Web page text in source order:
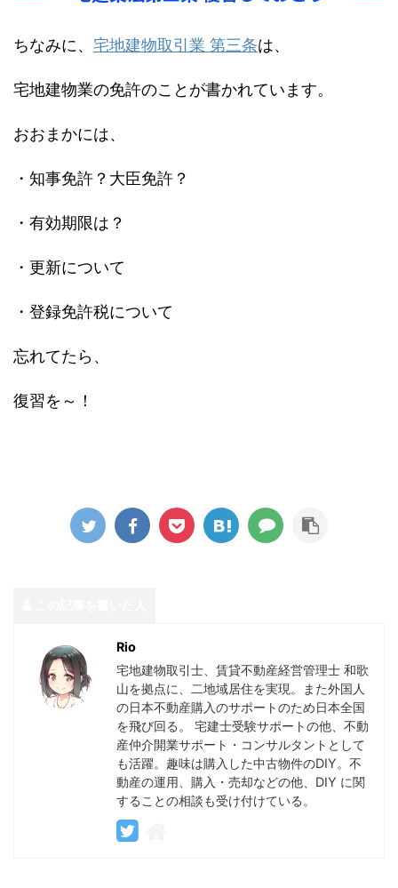
ちなみに、 宅地建物取引業 第三条は、
宅地建物業の免許のことが書かれています。
おおまかには、
・知事免許？大臣免許？
・有効期限は？
・更新について
・登録免許税について
忘れてたら、
復習を～！
Rio
宅地建物取引士、賃貸不動産経営管理士 和歌
山を拠点に、二地域居住を実現。また外国人
の日本不動産購入のサポートのため日本全国
を飛び回る。 宅建士受験サポートの他、不動
産仲介開業サポート・コンサルタントとして
も活躍。趣味は購入した中古物件のDIY。不
動産の運用、購入・売却などの他、DIY に関
することの相談も受け付けている。